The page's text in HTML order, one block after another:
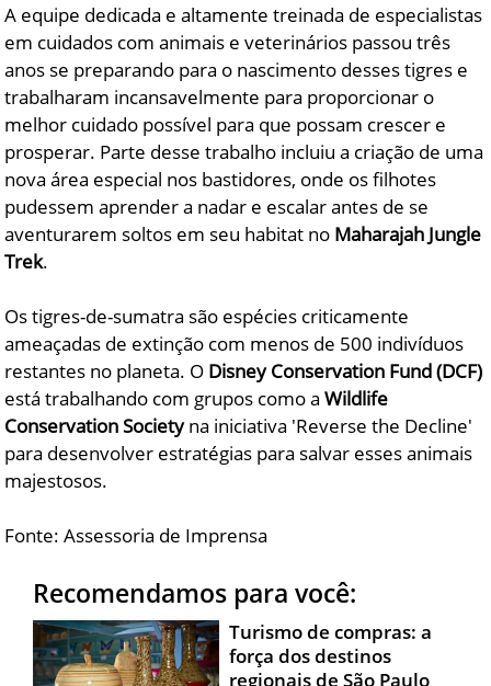
A equipe dedicada e altamente treinada de especialistas
em cuidados com animais e veterinários passou três
anos se preparando para o nascimento desses tigres e
trabalharam incansavelmente para proporcionar o
melhor cuidado possível para que possam crescer e
prosperar. Parte desse trabalho incluiu a criação de uma
nova área especial nos bastidores, onde os filhotes
pudessem aprender a nadar e escalar antes de se
aventurarem soltos em seu habitat no Maharajah Jungle
Trek.
Os tigres-de-sumatra são espécies criticamente
ameaçadas de extinção com menos de 500 indivíduos
restantes no planeta. O Disney Conservation Fund (DCF)
está trabalhando com grupos como aWildlife
Conservation Societyna iniciativa 'Reverse the Decline'
para desenvolver estratégias para salvar esses animais
majestosos.
Fonte: Assessoria de Imprensa
Recomendamos para você:
Turismo de compras: a
força dos destinos
regionais de São Paulo